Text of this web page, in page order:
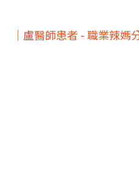
｜盧醫師患者 - 職業辣媽